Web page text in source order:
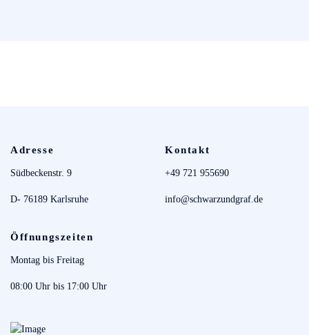
Adresse
Südbeckenstr. 9
D- 76189 Karlsruhe
Kontakt
+49 721 955690
info@schwarzundgraf.de
Öffnungszeiten
Montag bis Freitag
08:00 Uhr bis 17:00 Uhr